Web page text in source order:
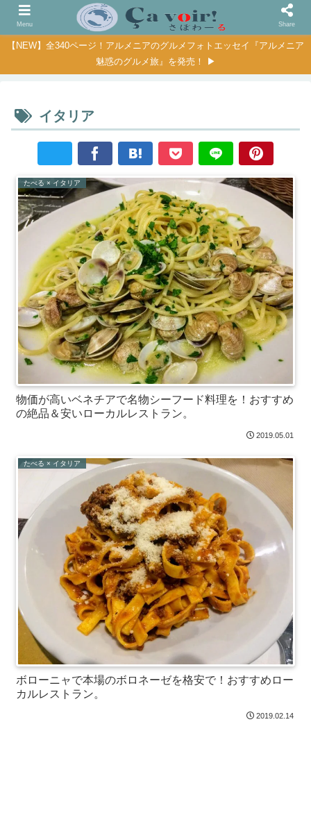
【NEW】全340ページ！アルメニアのグルメフォトエッセイ『アルメニア
魅惑のグルメ旅』を発売！ ▶
イタリア
たべる × イタリア
物価が高いベネチアで名物シーフード料理を！おすすめ
の絶品＆安いローカルレストラン。
2019.05.01
たべる × イタリア
ボローニャで本場のボロネーゼを格安で！おすすめロー
カルレストラン。
2019.02.14
Menu Share